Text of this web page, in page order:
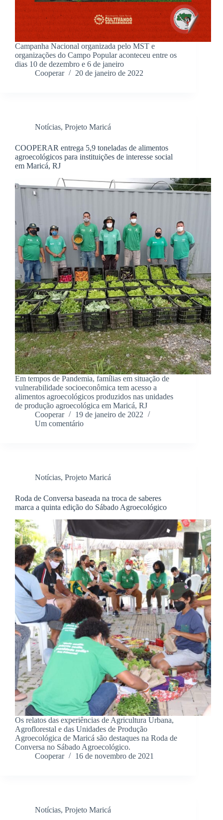
Campanha Nacional organizada pelo MST e
organizações do Campo Popular aconteceu entre os
dias 10 de dezembro e 6 de janeiro
Cooperar
20 de janeiro de 2022
Notícias, Projeto Maricá
COOPERAR entrega 5,9 toneladas de alimentos
agroecológicos para instituições de interesse social
em Maricá, RJ
Em tempos de Pandemia, famílias em situação de
vulnerabilidade socioeconômica tem acesso a
alimentos agroecológicos produzidos nas unidades
de produção agroecológica em Maricá, RJ
Cooperar
19 de janeiro de 2022
Um comentário
Notícias, Projeto Maricá
Roda de Conversa baseada na troca de saberes
marca a quinta edição do Sábado Agroecológico
Os relatos das experiências de Agricultura Urbana,
Agroflorestal e das Unidades de Produção
Agroecológica de Maricá são destaques na Roda de
Conversa no Sábado Agroecológico.
Cooperar
16 de novembro de 2021
Notícias, Projeto Maricá